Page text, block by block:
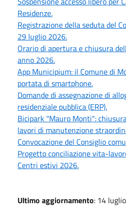
Residenze.
Registrazione della seduta del
29 luglio 2026.
Orario di apertura e chiusura
anno 2026.
App Municipium: il Comune di
portata di smartphone.
Domande di assegnazione di
residenziale pubblica (ERP).
Bicipark "Mauro Monti":
lavori di manutenzione
Convocazione del Consiglio
Progetto conciliazione vita-
Centri estivi 2026.
Ultimo aggiornamento: 14